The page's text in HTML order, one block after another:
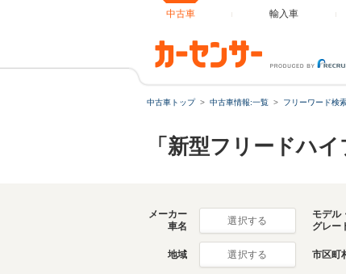
中古車 輸入車
中古車トップ 中古車情報:一覧 フリーワード検
「新型フリードハ
メーカー
車名
選択する
モデル
グレー
地域 選択する 市区町